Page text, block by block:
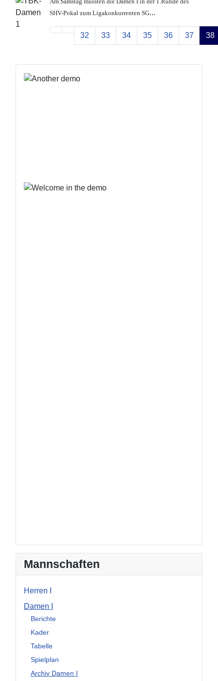
SHV-Pokal zum Ligakonkurrenten SG...
Seite 38 von 41
32 33 34 35 36 37 38
Mannschaften
Herren I
Damen I
Berichte
Kader
Tabelle
Spielplan
Archiv Damen I